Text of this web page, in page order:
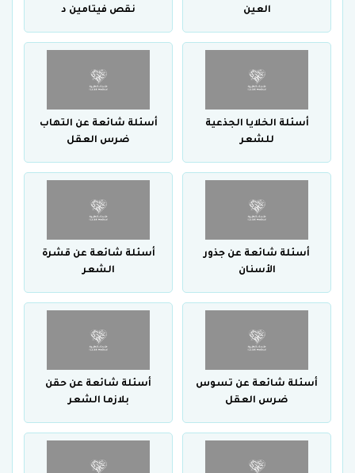
العين
نقص فيتامين د
أسئلة الخلايا الجذعية
للشعر
أسئلة شائعة عن التهاب
ضرس العقل
أسئلة شائعة عن جذور
الأسنان
أسئلة شائعة عن قشرة
الشعر
أسئلة شائعة عن تسوس
ضرس العقل
أسئلة شائعة عن حقن
بلازما الشعر